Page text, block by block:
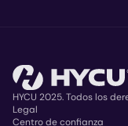
HYCU 2025. Todos los
Legal
Centro de confianza